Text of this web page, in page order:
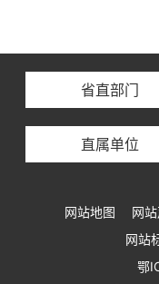
省直部门
直属单位
湖北省住房保障中
湖北省城乡建设发展
网站地图 网
网站
鄂